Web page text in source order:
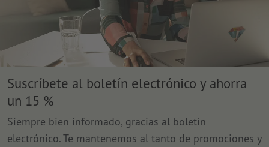
Suscríbete al boletín electrónico y ahorra
un 15 %
Siempre bien informado, gracias al boletín
electrónico. Te mantenemos al tanto de promociones y